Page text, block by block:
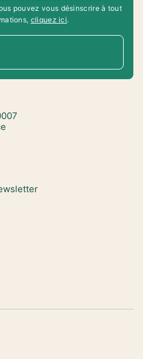
pouvez vous désinscrire à tout
cliquez ici.